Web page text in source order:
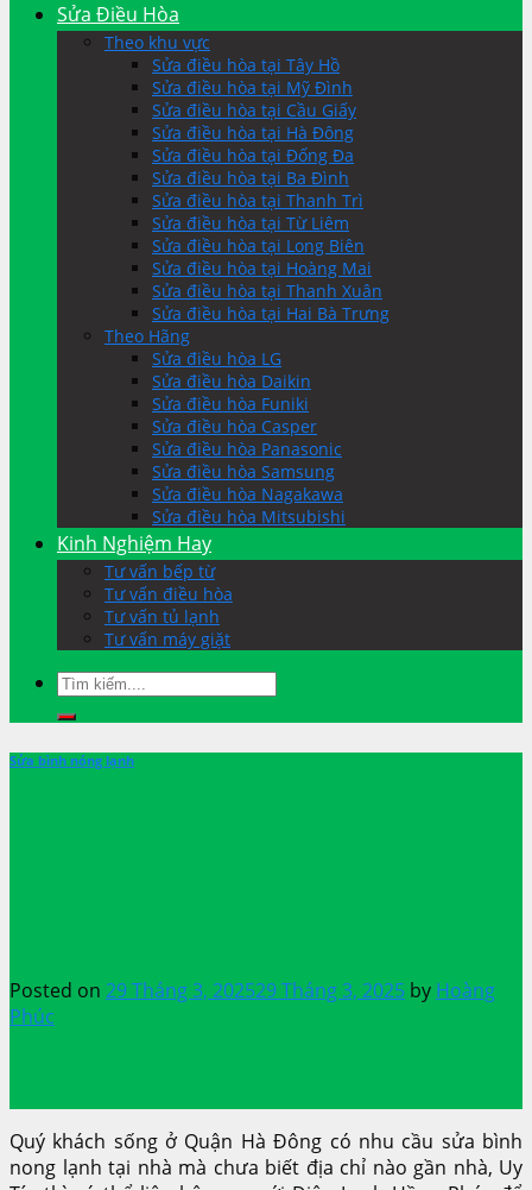
Sửa Điều Hòa
Theo khu vực
Sửa điều hòa tại Tây Hồ
Sửa điều hòa tại Mỹ Đình
Sửa điều hòa tại Cầu Giấy
Sửa điều hòa tại Hà Đông
Sửa điều hòa tại Đống Đa
Sửa điều hòa tại Ba Đình
Sửa điều hòa tại Thanh Trì
Sửa điều hòa tại Từ Liêm
Sửa điều hòa tại Long Biên
Sửa điều hòa tại Hoàng Mai
Sửa điều hòa tại Thanh Xuân
Sửa điều hòa tại Hai Bà Trưng
Theo Hãng
Sửa điều hòa LG
Sửa điều hòa Daikin
Sửa điều hòa Funiki
Sửa điều hòa Casper
Sửa điều hòa Panasonic
Sửa điều hòa Samsung
Sửa điều hòa Nagakawa
Sửa điều hòa Mitsubishi
Kinh Nghiệm Hay
Tư vấn bếp từ
Tư vấn điều hòa
Tư vấn tủ lạnh
Tư vấn máy giặt
Sửa bình nóng lạnh
Posted on 29 Tháng 3, 202529 Tháng 3, 2025 by Hoàng
Phúc
Quý khách sống ở Quận Hà Đông có nhu cầu sửa bình
nong lạnh tại nhà mà chưa biết địa chỉ nào gần nhà, Uy